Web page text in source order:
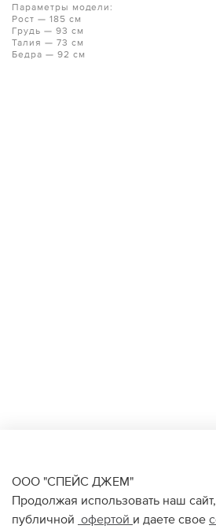
Параметры модели:
Рост — 185 см
Грудь — 93 см
Талия — 73 см
Бедра — 92 см
ООО "СПЕЙС ДЖЕМ"
Продолжая использовать наш
публичной офертой и даете свое